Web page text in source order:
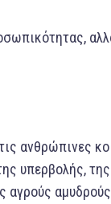
ανθρώπινες
υπερβολής,
αγρούς